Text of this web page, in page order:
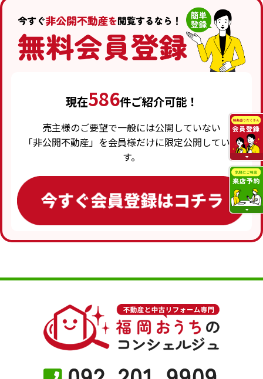
現在586件ご紹介可能！
売主様のご要望で一般には公開していない
「非公開不動産」を会員様だけに限定公開していま
す。